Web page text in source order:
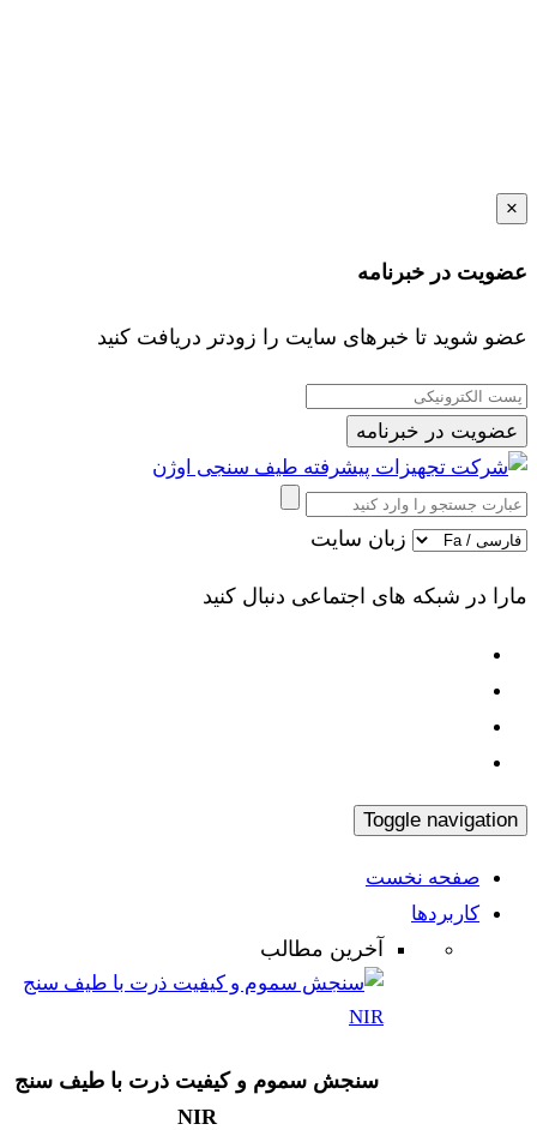
×
عضویت در خبرنامه
عضو شوید تا خبرهای سایت را زودتر دریافت کنید
عضویت در خبرنامه
زبان سایت
مارا در شبکه های اجتماعی دنبال کنید
Toggle navigation
صفحه نخست
کاربردها
آخرین مطالب
سنجش سموم و کیفیت ذرت با طیف سنج
NIR